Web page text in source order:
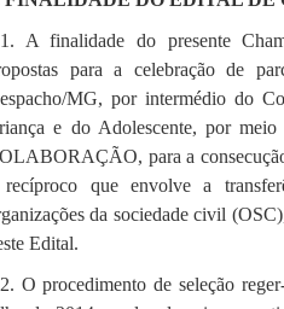
A finalidade do presente
para a celebração de
MG, por intermédio do
e do Adolescente, por
para a
que envolve a
da sociedade civil
Edital.
O procedimento de seleção